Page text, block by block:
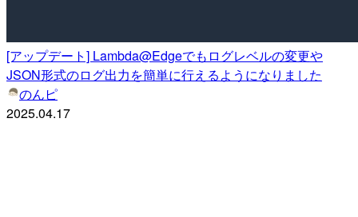
[アップデート] Lambda@Edgeでもログレベルの変更や
JSON形式のログ出力を簡単に行えるようになりました
のんピ
2025.04.17